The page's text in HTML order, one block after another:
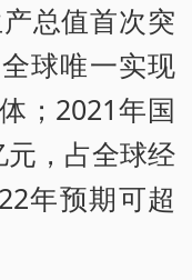
总值首次突
球唯一实现
；2021年国
，占全球经
年预期可超